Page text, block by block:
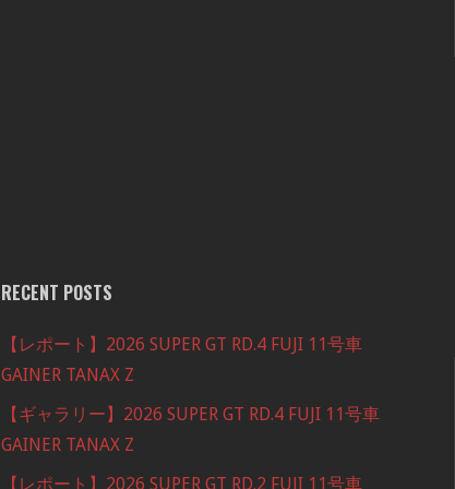
RECENT POSTS
【レポート】2026 SUPER GT RD.4 FUJI 11号車
GAINER TANAX Z
【ギャラリー】2026 SUPER GT RD.4 FUJI 11号車
GAINER TANAX Z
【レポート】2026 SUPER GT RD.2 FUJI 11号車